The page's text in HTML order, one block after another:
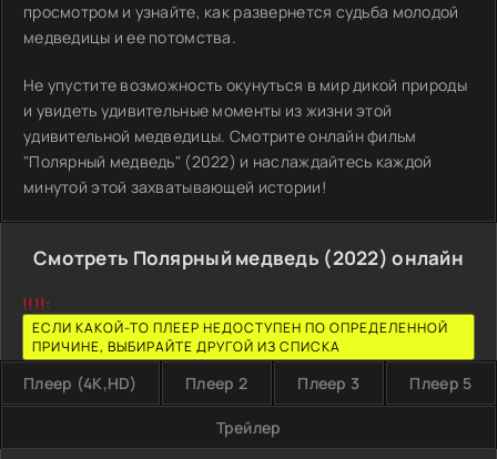
просмотром и узнайте, как развернется судьба молодой
медведицы и ее потомства.
Не упустите возможность окунуться в мир дикой природы
и увидеть удивительные моменты из жизни этой
удивительной медведицы. Смотрите онлайн фильм
"Полярный медведь" (2022) и наслаждайтесь каждой
минутой этой захватывающей истории!
Смотреть Полярный медведь (2022) онлайн
!!!!:
ЕСЛИ КАКОЙ-ТО ПЛЕЕР НЕДОСТУПЕН ПО ОПРЕДЕЛЕННОЙ
ПРИЧИНЕ, ВЫБИРАЙТЕ ДРУГОЙ ИЗ СПИСКА
Плеер (4K,HD) Плеер 2 Плеер 3 Плеер 5
Трейлер